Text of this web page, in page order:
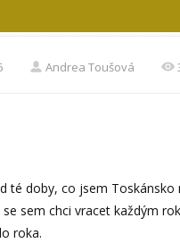
Andrea Toušová
té doby, co jsem Toskánsko
sem chci vracet každým
roka.